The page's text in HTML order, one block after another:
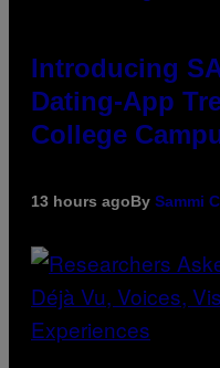
Introducing
Dating-App
College
13 hours agoBy Sammi